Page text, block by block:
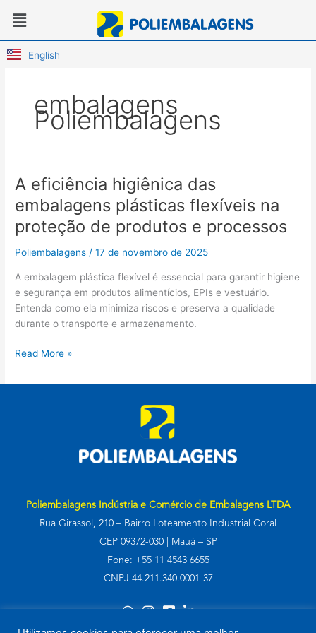
para
o
conteúdo
Menu
English
embalagens
Poliembalagens
A eficiência higiênica das
embalagens plásticas flexíveis na
proteção de produtos e processos
Poliembalagens /17 de novembro de 2025
A embalagem plástica flexível é essencial para garantir higiene
e segurança em produtos alimentícios, EPIs e vestuário.
Entenda como ela minimiza riscos e preserva a qualidade
durante o transporte e armazenamento.
A
eficiência
higiênica
das
plásticas
flexíveis
na
proteção
de
e
Read More »
Poliembalagens Indústria e Comércio de Embalagens LTDA
Rua Girassol, 210 – Bairro Loteamento Industrial Coral
CEP 09372-030 | Mauá – SP
Fone: +55 11 4543 6655
CNPJ 44.211.340.0001-37